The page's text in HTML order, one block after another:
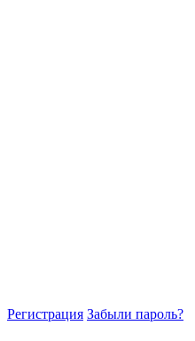
Регистрация Забыли пароль?